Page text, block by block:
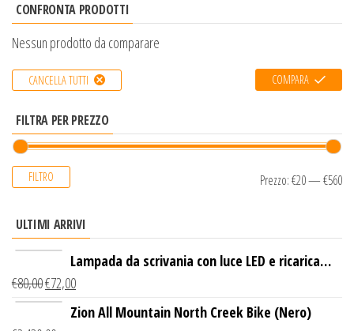
CONFRONTA PRODOTTI
Nessun prodotto da comparare
CANCELLA TUTTI COMPARA
FILTRA PER PREZZO
FILTRO Prezzo:€20—€560
ULTIMI ARRIVI
Lampada da scrivania con luce LED e ricarica
wireless
€80,00€72,00
Zion All Mountain North Creek Bike (Nero)